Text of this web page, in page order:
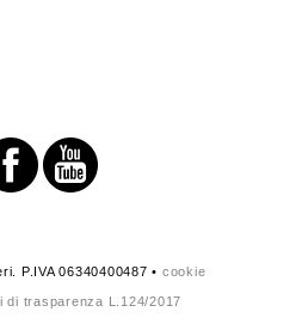
P.IVA 06340400487 • cookie
di trasparenza L.124/2017